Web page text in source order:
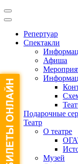
Репертуар
Спектакли
Афиша
Подарочные
Театр
О театре
Музей